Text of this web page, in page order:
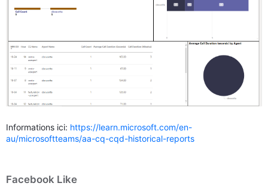
Informations ici: https://learn.microsoft.com/en-
au/microsoftteams/aa-cq-cqd-historical-reports
Facebook Like